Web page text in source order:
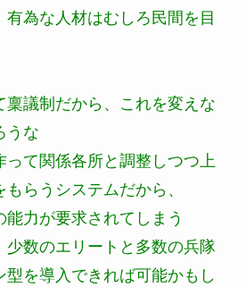
有為な人材はむしろ民間を目
稟議制だから、これを変えな
うな
って関係各所と調整しつつ上
らうシステムだから、
力が要求されてしまう
少数のエリートと多数の兵隊
型を導入できれば可能かもし